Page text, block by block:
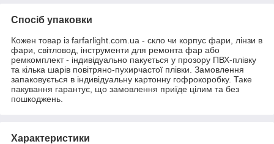
Спосіб упаковки
Кожен товар із farfarlight.com.ua - скло чи корпус фари, лінзи в
фари, світловод, інструменти для ремонта фар або
ремкомплект - індивідуально пакується у прозору ПВХ-плівку
та кілька шарів повітряно-пухирчастої плівки. Замовлення
запаковується в індивідуальну картонну гофрокоробку. Таке
пакування гарантує, що замовлення приїде цілим та без
пошкоджень.
Характеристики